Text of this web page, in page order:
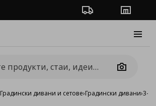
Проследяване на
Camera
Градински дивани и сетове›Градински дивани›3-